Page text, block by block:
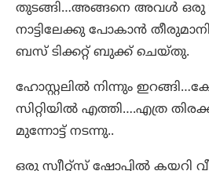
തുടങ്ങി…അങ്ങനെ അവൾ ഒരു
നാട്ടിലേക്കു പോകാൻ
ബസ് ടിക്കറ്റ് ബുക്ക്‌ ചെയ്തു.
ഹോസ്റ്റലിൽ നിന്നും
സിറ്റിയിൽ എത്തി….എത്ര
മുന്നോട്ട് നടന്നു..
ഒരു സ്വീറ്റ്സ് ഷോപ്പിൽ കയറി